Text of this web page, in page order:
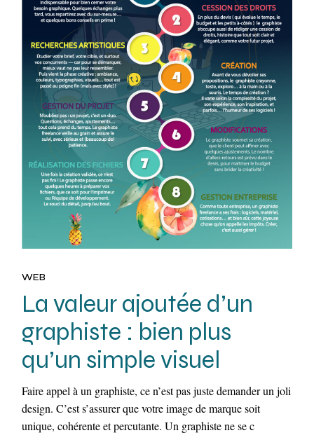
WEB
La valeur ajoutée d’un
graphiste : bien plus
qu’un simple visuel
Faire appel à un graphiste, ce n’est pas juste demander un joli
design. C’est s’assurer que votre image de marque soit
unique, cohérente et percutante. Un graphiste ne se c